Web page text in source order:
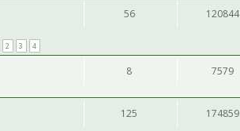
2 3 4
56 120844
8 7579
125 174859